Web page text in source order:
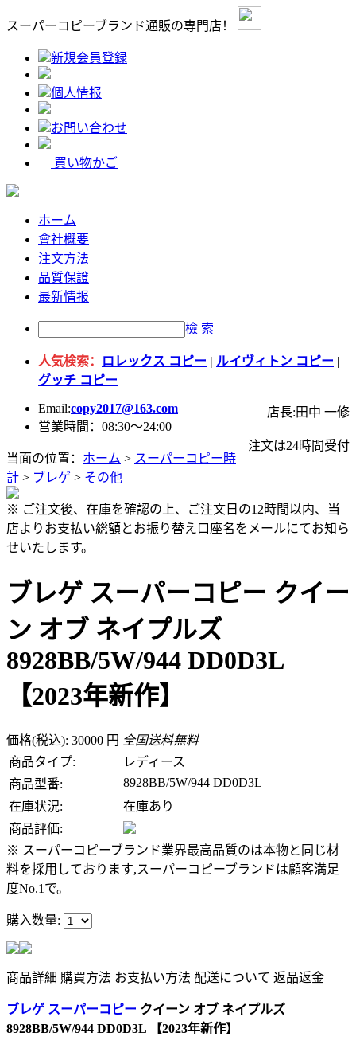
スーパーコピーブランド通販の専門店！
新規会員登録
個人情报
お問い合わせ
買い物かご
ホーム
會社概要
注文方法
品質保證
最新情报
檢 索
人気検索： ロレックス コピー | ルイヴィトン コピー |
グッチ コピー
Email:copy2017@163.com
店長:田中 一修
営業時間：08:30～24:00
注文は24時間受付
当面の位置： ホーム > スーパーコピー時
計 > ブレゲ > その他
※ ご注文後、在庫を確認の上、ご注文日の12時間以内、当
店よりお支払い総額とお振り替え口座名をメールにてお知ら
せいたします。
ブレゲ スーパーコピー クイー
ン オブ ネイプルズ
8928BB/5W/944 DD0D3L
【2023年新作】
価格(税込): 30000 円 全国送料無料
商品タイプ:
レディース
商品型番:
8928BB/5W/944 DD0D3L
在庫状況:
在庫あり
商品評価:
※ スーパーコピーブランド業界最高品質のは本物と同じ材
料を採用しております,スーパーコピーブランドは顧客満足
度No.1で。
購入数量:
商品詳細 購買方法 お支払い方法 配送について 返品返金
ブレゲ スーパーコピー クイーン オブ ネイプルズ
8928BB/5W/944 DD0D3L 【2023年新作】